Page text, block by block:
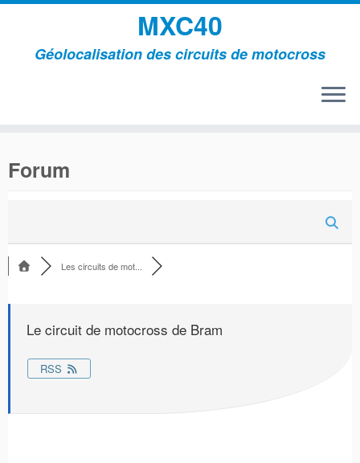
contenu
MXC40
Géolocalisation des circuits de motocross
Forum
Les circuits de mot...
Le circuit de motocross de Bram
RSS